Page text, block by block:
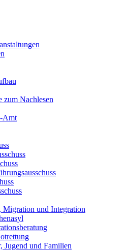
zum Nachlesen
Amt
Migration und Integration
Jugend und Familien